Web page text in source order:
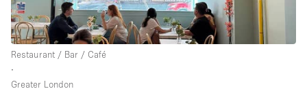
Restaurant / Bar / Café
∙
Greater London